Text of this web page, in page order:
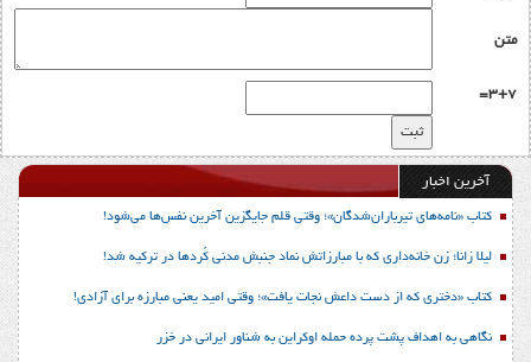
متن
3+7=
آخرین اخبار
کتاب «نامه‌های تیرباران‌شدگان»؛ وقتی قلم جایگزین آخرین نفس‌ها می‌شود!
لیلا زانا؛ زن خانه‌داری که با مبارزاتش نماد جنبش مدنی کُردها در ترکیه شد!
کتاب «دختری که از دست داعش نجات یافت»؛ وقتی امید یعنی مبارزه برای آزادی!
نگاهی به اهداف پشت پرده حمله اوکراین به شناور ایرانی در خزر